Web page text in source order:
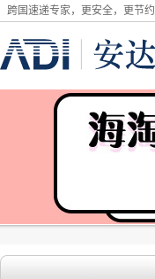
跨国速递专家，更安全，更节约